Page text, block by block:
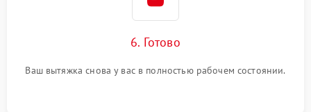
6. Готово
Ваш вытяжка снова у вас в полностью рабочем состоянии.